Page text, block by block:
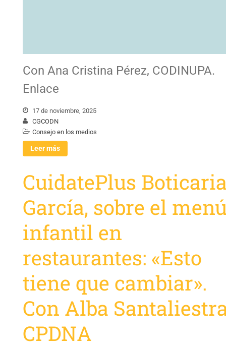
Con Ana Cristina Pérez, CODINUPA.
Enlace
17 de noviembre, 2025
CGCODN
Consejo en los medios
Leer más
CuidatePlus
García, sobre el
infantil en
restaurantes: «Esto
tiene que cambiar».
Con Alba
CPDNA